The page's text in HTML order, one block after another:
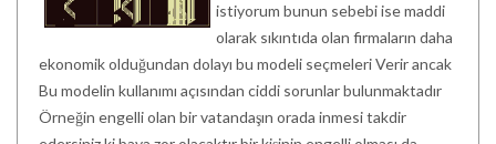
istiyorum bunun sebebi ise maddi
olarak sıkıntıda olan firmaların daha
ekonomik olduğundan dolayı bu modeli seçmeleri Verir ancak
Bu modelin kullanımı açısından ciddi sorunlar bulunmaktadır
Örneğin engelli olan bir vatandaşın orada inmesi takdir